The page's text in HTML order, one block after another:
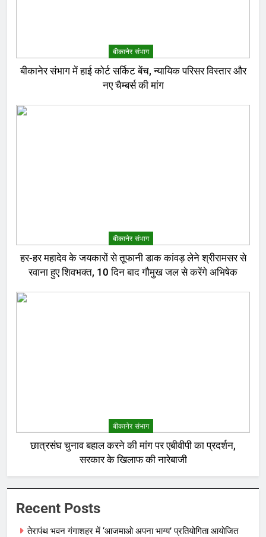
बीकानेर संभाग
बीकानेर संभाग में हाई कोर्ट सर्किट बेंच, न्यायिक परिसर विस्तार और
नए चैम्बर्स की मांग
बीकानेर संभाग
हर-हर महादेव के जयकारों से तूफानी डाक कांवड़ लेने श्रीरामसर से
रवाना हुए शिवभक्त, 10 दिन बाद गौमुख जल से करेंगे अभिषेक
बीकानेर संभाग
छात्रसंघ चुनाव बहाल करने की मांग पर एबीवीपी का प्रदर्शन,
सरकार के खिलाफ की नारेबाजी
Recent Posts
तेरापंथ भवन गंगाशहर में ‘आजमाओ अपना भाग्य’ प्रतियोगिता आयोजित